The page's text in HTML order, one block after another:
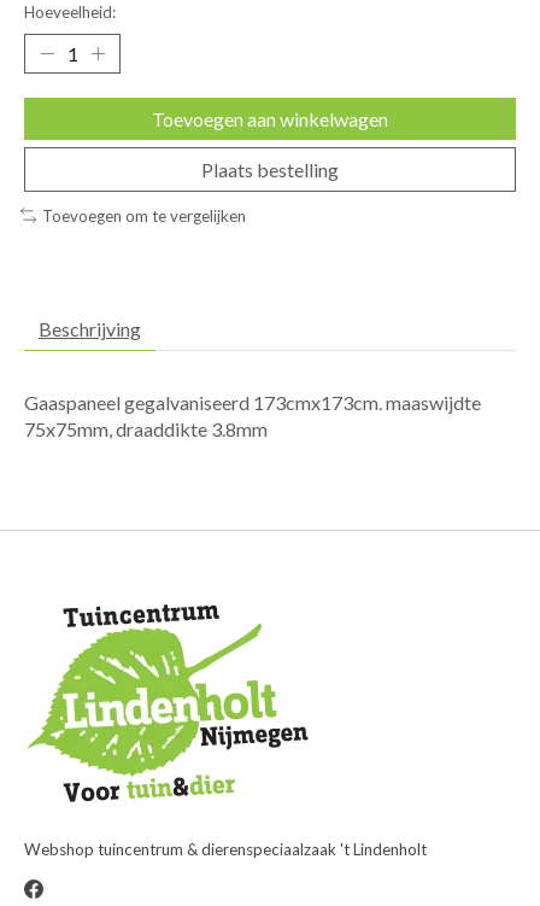
Hoeveelheid:
Toevoegen aan winkelwagen
Plaats bestelling
Toevoegen om te vergelijken
Beschrijving
Gaaspaneel gegalvaniseerd 173cmx173cm. maaswijdte
75x75mm, draaddikte 3.8mm
Webshop tuincentrum & dierenspeciaalzaak 't Lindenholt